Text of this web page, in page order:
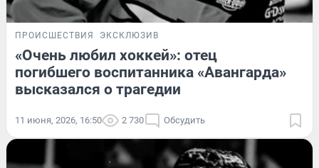
ПРОИСШЕСТВИЯ ЭКСКЛЮЗИВ
«Очень любил хоккей»: отец
погибшего воспитанника «Авангарда»
высказался о трагедии
11 июня, 2026, 16:50 2 730 Обсудить